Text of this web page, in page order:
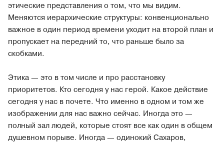
этические представления о том, что мы видим.
Меняются иерархические структуры: конвенционально
важное в один период времени уходит на второй план и
пропускает на передний то, что раньше было за
скобками.
Этика — это в том числе и про расстановку
приоритетов. Кто сегодня у нас герой. Какое действие
сегодня у нас в почете. Что именно в одном и том же
изображении для нас важно сейчас. Иногда это —
полный зал людей, которые стоят все как один в общем
душевном порыве. Иногда — одинокий Сахаров,